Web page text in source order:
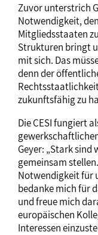
Zuvor unterstrich
Notwendigkeit,
Mitgliedsstaaten
Strukturen bringt
mit sich. Das
denn der
zukunftsfähig zu
Die CESI fungiert
Geyer: „Stark sind
gemeinsam
Notwendigkeit für
bedanke mich für
und freue mich
europäischen
Interessen